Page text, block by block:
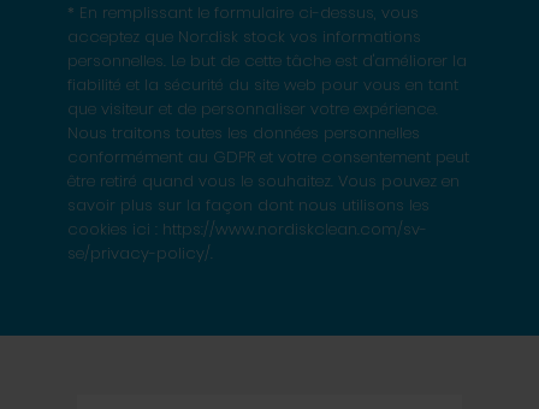
* En remplissant le formulaire ci-dessus, vous
acceptez que Nor:disk stock vos informations
personnelles. Le but de cette tâche est d'améliorer la
fiabilité et la sécurité du site web pour vous en tant
que visiteur et de personnaliser votre expérience.
Nous traitons toutes les données personnelles
conformément au GDPR et votre consentement peut
être retiré quand vous le souhaitez. Vous pouvez en
savoir plus sur la façon dont nous utilisons les
cookies ici : https://www.nordiskclean.com/sv-
se/privacy-policy/.